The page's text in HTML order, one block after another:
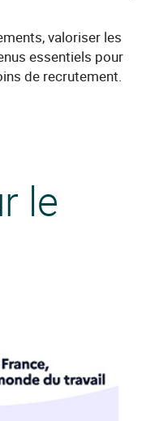
valoriser les
essentiels pour
de recrutement.
le